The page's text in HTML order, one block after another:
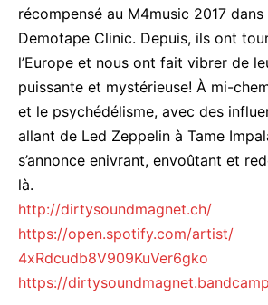
récompensé au M4music 2017
Demotape Clinic. Depuis, ils ont
l’Europe et nous ont fait vibrer de
puissante et mystérieuse! À mi-
et le psychédélisme, avec des
allant de Led Zeppelin à Tame
s’annonce enivrant, envoûtant et
là.
http://dirtysoundmagnet.ch/
https://open.spotify.com/artist/
4xRdcudb8V909KuVer6gko
https://